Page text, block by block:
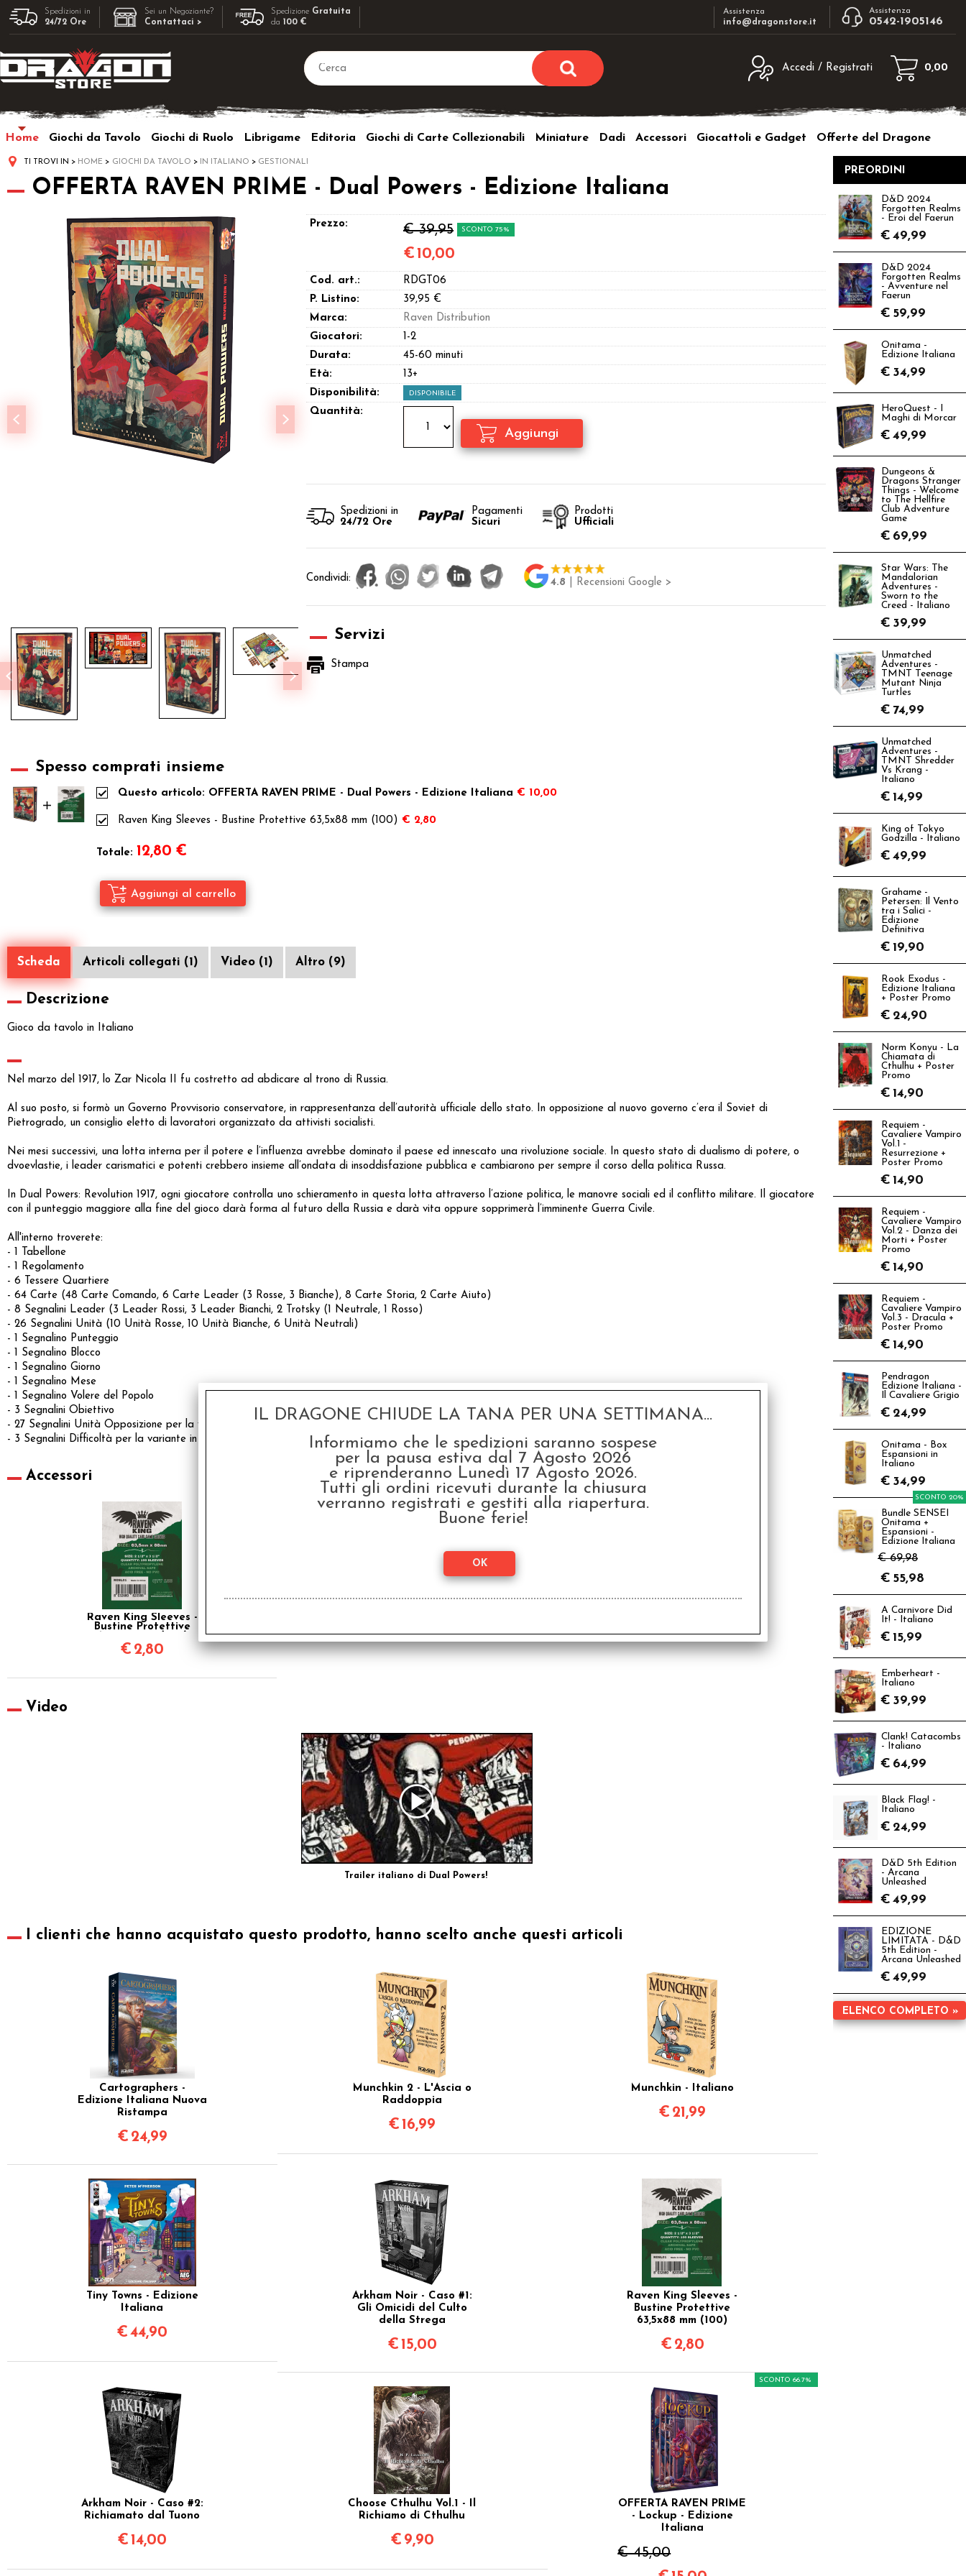
Spedizioni in
24/72 Ore
Sei un Negoziante?
Contattaci >
Spedizione Gratuita
da100 €
Assistenza
info@dragonstore.it
Assistenza
0542-1905146
Accedi / Registrati
utente e la password e poi clicca sul
Nome utente:
Password:
sito clicca sul pulsante "Registrati"
0,00
Home Giochi da Tavolo Giochi di Ruolo Librigame Editoria Giochi di Carte Collezionabili Miniature Dadi Accessori Giocattoli e Gadget Offerte del Dragone
TI TROVI IN HOME GIOCHI DA TAVOLO IN ITALIANO GESTIONALI
OFFERTA RAVEN PRIME - Dual Powers - Edizione Italiana
Prezzo: € 39,95 SCONTO 75%
€ 10,00
Cod. art.:
RDGT06
P. Listino:
39,95 €
Marca:
Raven Distribution
Giocatori:
1-2
Durata:
45-60 minuti
Età:
13+
Disponibilità:
DISPONIBILE
Quantità:
Spedizioni in
24/72 Ore
Pagamenti
Sicuri
Prodotti
Ufficiali
Condividi: 4.8 | Recensioni Google >
Servizi
Stampa
Spesso comprati insieme
Questo articolo: OFFERTA RAVEN PRIME - Dual Powers - Edizione Italiana € 10,00
Raven King Sleeves - Bustine Protettive 63,5x88 mm (100) € 2,80
Totale: 12,80 €
Scheda Articoli collegati (1) Video (1) Altro (9)
Descrizione
Gioco da tavolo in Italiano
Nel marzo del 1917, lo Zar Nicola II fu costretto ad abdicare al trono di Russia.
Al suo posto, si formò un Governo Provvisorio conservatore, in rappresentanza dell’autorità ufficiale dello stato. In opposizione al nuovo governo c’era il Soviet di
Pietrogrado, un consiglio eletto di lavoratori organizzato da attivisti socialisti.
Nei mesi successivi, una lotta interna per il potere e l’influenza avrebbe dominato il paese ed innescato una rivoluzione sociale. In questo stato di dualismo di potere, o
dvoevlastie, i leader carismatici e potenti crebbero insieme all’ondata di insoddisfazione pubblica e cambiarono per sempre il corso della politica Russa.
In Dual Powers: Revolution 1917, ogni giocatore controlla uno schieramento in questa lotta attraverso l’azione politica, le manovre sociali ed il conflitto militare. Il giocatore
con il punteggio maggiore alla fine del gioco darà forma al futuro della Russia e darà vita oppure sopprimerà l’imminente Guerra Civile.
All'interno troverete:
- 1 Tabellone
- 1 Regolamento
- 6 Tessere Quartiere
- 64 Carte (48 Carte Comando, 6 Carte Leader (3 Rosse, 3 Bianche), 8 Carte Storia, 2 Carte Aiuto)
- 8 Segnalini Leader (3 Leader Rossi, 3 Leader Bianchi, 2 Trotsky (1 Neutrale, 1 Rosso)
- 26 Segnalini Unità (10 Unità Rosse, 10 Unità Bianche, 6 Unità Neutrali)
- 1 Segnalino Punteggio
- 1 Segnalino Blocco
- 1 Segnalino Giorno
- 1 Segnalino Mese
- 1 Segnalino Volere del Popolo
- 3 Segnalini Obiettivo
- 27 Segnalini Unità Opposizione per la variante in Solitario (9 Unità di Livello 1, 9 Unità di Livello 2, 9 Unità di Livello 3)
- 3 Segnalini Difficoltà per la variante in Solitario
Accessori
Raven King Sleeves -
Bustine Protettive
€ 2,80
Video
Trailer italiano di Dual Powers!
I clienti che hanno acquistato questo prodotto, hanno scelto anche questi articoli
Cartographers -
Edizione Italiana Nuova
Ristampa
€ 24,99
Munchkin 2 - L'Ascia o
Raddoppia
€ 16,99
Munchkin - Italiano
€ 21,99
Tiny Towns - Edizione
Italiana
€44,90
Arkham Noir - Caso #1:
Gli Omicidi del Culto
della Strega
€ 15,00
Raven King Sleeves -
Bustine Protettive
63,5x88 mm (100)
€ 2,80
Arkham Noir - Caso #2:
Richiamato dal Tuono
€ 14,00
Choose Cthulhu Vol.1 - Il
Richiamo di Cthulhu
€ 9,90
OFFERTA RAVEN PRIME
- Lockup - Edizione
Italiana
€ 45,00
SCONTO 66.7%
PREORDINI
D&D 2024
Forgotten Realms
- Eroi del Faerun
€ 49,99
D&D 2024
Forgotten Realms
- Avventure nel
Faerun
€ 59,99
Onitama -
Edizione Italiana
€ 34,99
HeroQuest - I
Maghi di Morcar
€ 49,99
Dungeons &
Dragons Stranger
Things - Welcome
to The Hellfire
Club Adventure
Game
€ 69,99
Star Wars: The
Mandalorian
Adventures -
Sworn to the
Creed - Italiano
€ 39,99
Unmatched
Adventures -
TMNT Teenage
Mutant Ninja
Turtles
€ 74,99
Unmatched
Adventures -
TMNT Shredder
Vs Krang -
Italiano
€ 14,99
King of Tokyo
Godzilla - Italiano
€ 49,99
Grahame -
Petersen: Il Vento
tra i Salici -
Edizione
Definitiva
€ 19,90
Rook Exodus -
Edizione Italiana
+ Poster Promo
€ 24,90
Norm Konyu - La
Chiamata di
Cthulhu + Poster
Promo
€ 14,90
Requiem -
Cavaliere Vampiro
Vol.1 -
Resurrezione +
Poster Promo
€ 14,90
Requiem -
Cavaliere Vampiro
Vol.2 - Danza dei
Morti + Poster
Promo
€ 14,90
Requiem -
Cavaliere Vampiro
Vol.3 - Dracula +
Poster Promo
€ 14,90
Pendragon
Edizione Italiana -
Il Cavaliere Grigio
€ 24,99
Onitama - Box
Espansioni in
Italiano
€ 34,99
Bundle SENSEI
Onitama +
Espansioni -
Edizione Italiana
€ 69,98
SCONTO 20%
€ 55,98
A Carnivore Did
It! - Italiano
€ 15,99
Emberheart -
Italiano
€ 39,99
Clank! Catacombs
- Italiano
€ 64,99
Black Flag! -
Italiano
€ 24,99
D&D 5th Edition
- Arcana
Unleashed
€ 49,99
EDIZIONE
LIMITATA - D&D
5th Edition -
Arcana Unleashed
€ 49,99
ELENCO COMPLETO »
IL DRAGONE CHIUDE LA TANA PER UNA SETTIMANA...
Informiamo che le spedizioni saranno sospese
per la pausa estiva dal 7 Agosto 2026
e riprenderanno Lunedì 17 Agosto 2026.
Tutti gli ordini ricevuti durante la chiusura
verranno registrati e gestiti alla riapertura.
Buone ferie!